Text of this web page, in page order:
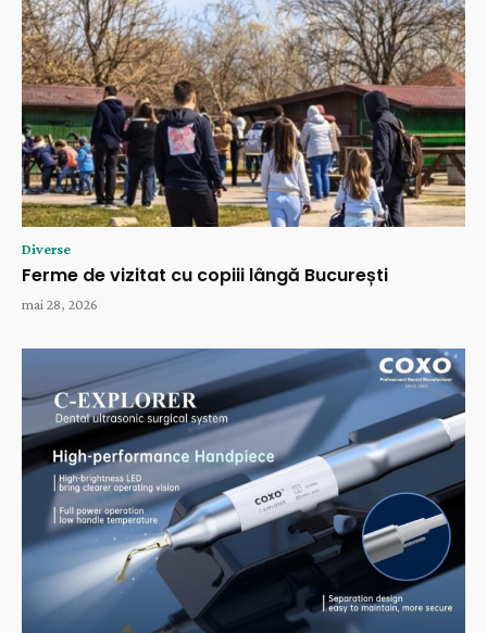
Diverse
Ferme de vizitat cu copiii lângă București
mai 28, 2026